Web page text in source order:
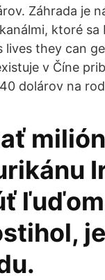
Záhrada je
ktoré
they can
v Číne
dolárov na